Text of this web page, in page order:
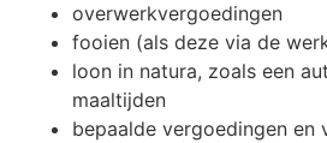
overwerkvergoedingen
fooien (als deze via de
loon in natura, zoals een
maaltijden
bepaalde vergoedingen en